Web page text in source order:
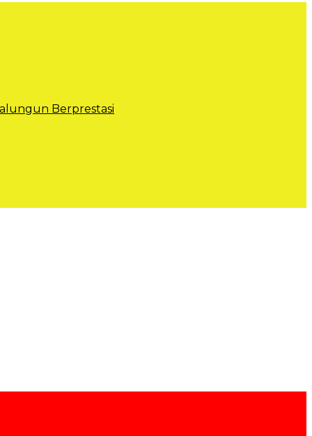
Berprestasi